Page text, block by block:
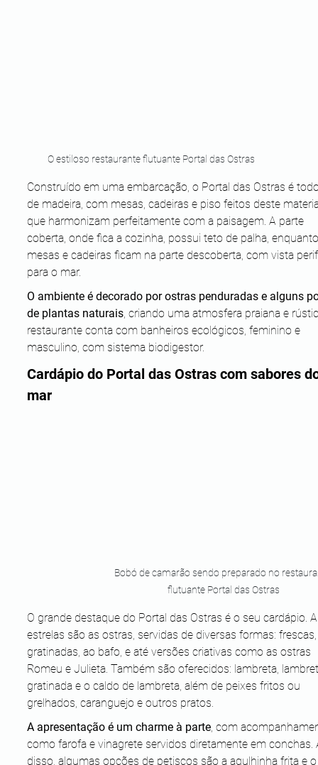
O estiloso restaurante flutuante Portal das Ostras
Construído em uma embarcação, o Portal das Ostras é
de madeira, com mesas, cadeiras e piso feitos deste
que harmonizam perfeitamente com a paisagem. A parte
coberta, onde fica a cozinha, possui teto de palha,
mesas e cadeiras ficam na parte descoberta, com vista
para o mar.
O ambiente é decorado por ostras penduradas e alguns
de plantas naturais, criando uma atmosfera praiana e
restaurante conta com banheiros ecológicos, feminino e
masculino, com sistema biodigestor.
Cardápio do Portal das Ostras com sabores
mar
Bobó de camarão sendo preparado no
flutuante Portal das Ostras
O grande destaque do Portal das Ostras é o seu cardápio.
estrelas são as ostras, servidas de diversas formas:
gratinadas, ao bafo, e até versões criativas como as ostras
Romeu e Julieta. Também são oferecidos: lambreta,
gratinada e o caldo de lambreta, além de peixes fritos ou
grelhados, caranguejo e outros pratos.
A apresentação é um charme à parte, com
como farofa e vinagrete servidos diretamente em conchas.
disso, algumas opções de petiscos são a agulhinha frita e